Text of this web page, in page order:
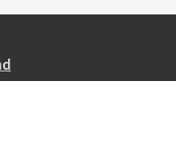
liefern wir